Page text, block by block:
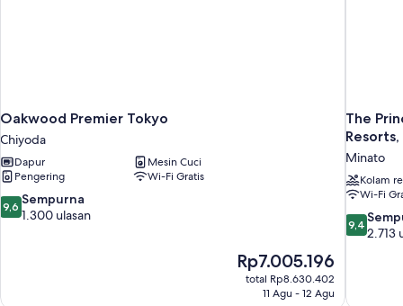
Oakwood Premier Tokyo
Chiyoda
Dapur
Mesin Cuci
Pengering
Wi-Fi Gratis
9.6
dari
9,6 Sempurna
1.300 ulasan
Harga
sekarang
Rp7.005.196
Rp7.005.196
total Rp8.630.402
11 Agu - 12 Agu
The
Minato
Kolam
Wi-Fi
9.4
dari
ulasan
9,4
2.713